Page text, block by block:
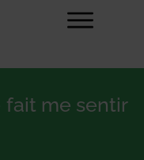
fait me sentir